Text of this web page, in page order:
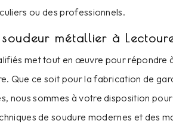
ou des professionnels.
métallier à
met tout en œuvre pour répondre
Que ce soit pour la fabrication de
nous sommes à votre disposition
de soudure modernes et des